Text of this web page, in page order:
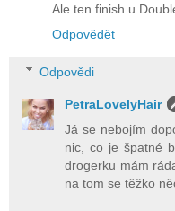
Ale ten finish u
Odpovědět
Odpovědi
PetraLovelyHair
Já se nebojím
nic, co je špatné
drogerku mám
na tom se těžko